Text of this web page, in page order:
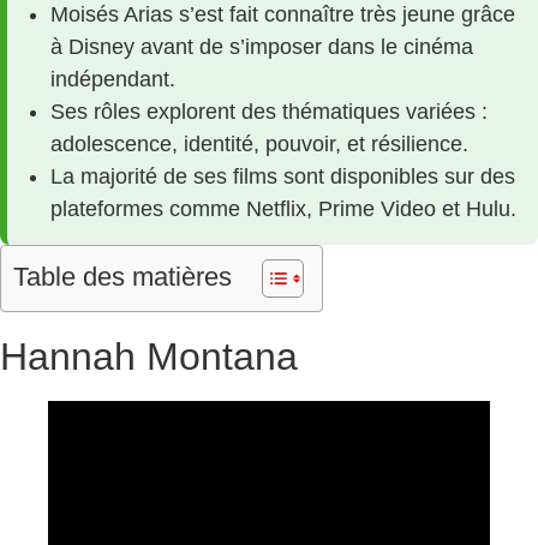
Moisés Arias s’est fait connaître très jeune grâce
à Disney avant de s’imposer dans le cinéma
indépendant.
Ses rôles explorent des thématiques variées :
adolescence, identité, pouvoir, et résilience.
La majorité de ses films sont disponibles sur des
plateformes comme Netflix, Prime Video et Hulu.
Table des matières
Hannah Montana